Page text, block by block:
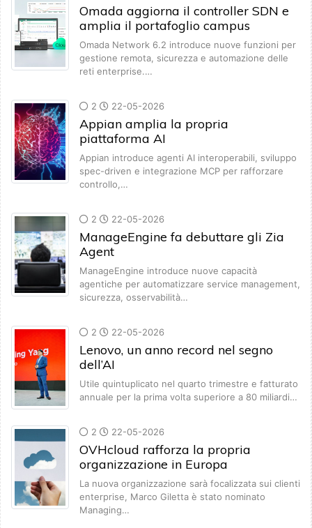
Omada aggiorna il controller SDN e
amplia il portafoglio campus
Omada Network 6.2 introduce nuove funzioni per
gestione remota, sicurezza e automazione delle
reti enterprise.…
2 22-05-2026
Appian amplia la propria
piattaforma AI
Appian introduce agenti AI interoperabili, sviluppo
spec-driven e integrazione MCP per rafforzare
controllo,…
2 22-05-2026
ManageEngine fa debuttare gli Zia
Agent
ManageEngine introduce nuove capacità
agentiche per automatizzare service management,
sicurezza, osservabilità…
2 22-05-2026
Lenovo, un anno record nel segno
dell’AI
Utile quintuplicato nel quarto trimestre e fatturato
annuale per la prima volta superiore a 80 miliardi…
2 22-05-2026
OVHcloud rafforza la propria
organizzazione in Europa
La nuova organizzazione sarà focalizzata sui clienti
enterprise, Marco Giletta è stato nominato
Managing…